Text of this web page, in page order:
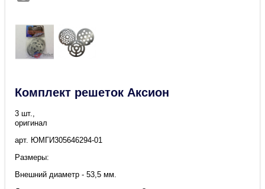
Комплект решеток Аксион
3 шт.,
оригинал
арт. ЮМГИ305646294-01
Размеры:
Внешний диаметр - 53,5 мм.